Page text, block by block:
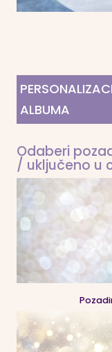
ALBUMA
Odaberi
/ uključeno u